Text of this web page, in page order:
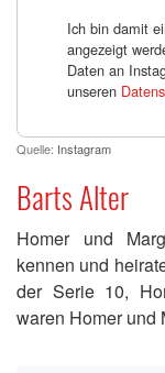
Ich bin damit
angezeigt
Daten an
unseren
Quelle: Instagram
Barts Alter
Homer und
kennen und
der Serie 10,
waren Homer und